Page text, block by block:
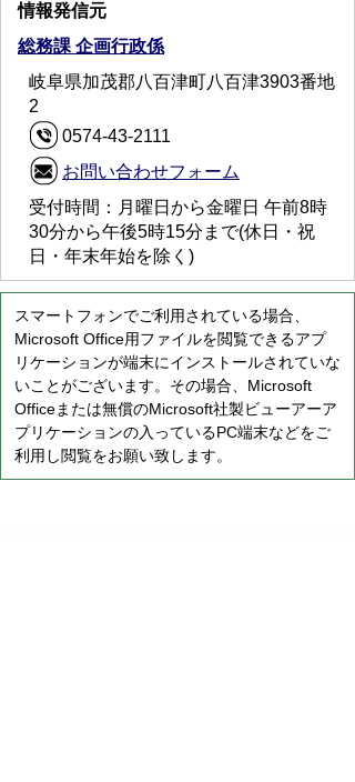
情報発信元
総務課 企画行政係
岐阜県加茂郡八百津町八百津3903番地
2
0574-43-2111
お問い合わせフォーム
受付時間：月曜日から金曜日 午前8時
30分から午後5時15分まで(休日・祝
日・年末年始を除く)
スマートフォンでご利用されている場合、
Microsoft Office用ファイルを閲覧できるアプ
リケーションが端末にインストールされていな
いことがございます。その場合、Microsoft
Officeまたは無償のMicrosoft社製ビューアーア
プリケーションの入っているPC端末などをご
利用し閲覧をお願い致します。